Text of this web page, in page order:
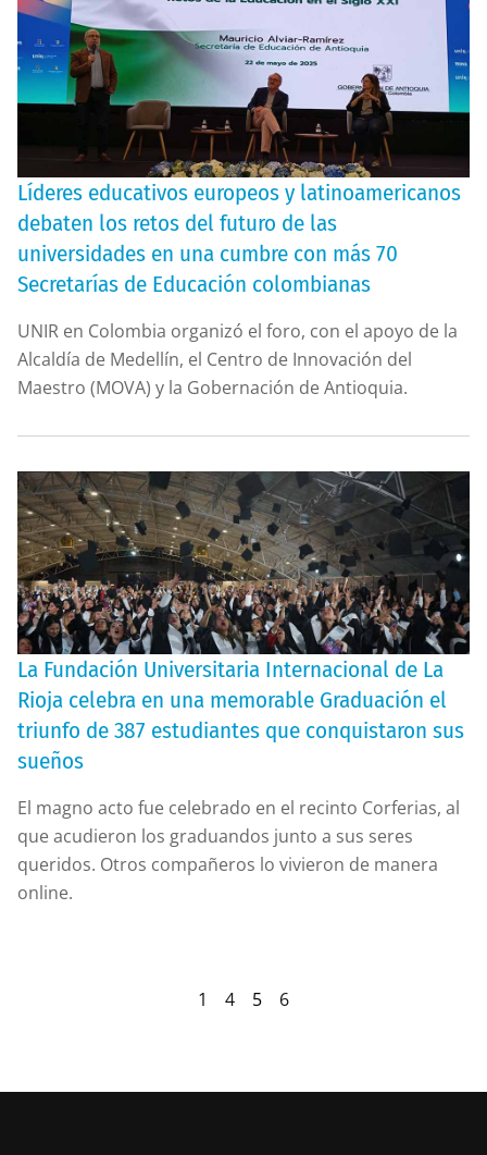
Líderes educativos europeos y latinoamericanos
debaten los retos del futuro de las
universidades en una cumbre con más 70
Secretarías de Educación colombianas
UNIR en Colombia organizó el foro, con el apoyo de la
Alcaldía de Medellín, el Centro de Innovación del
Maestro (MOVA) y la Gobernación de Antioquia.
La Fundación Universitaria Internacional de La
Rioja celebra en una memorable Graduación el
triunfo de 387 estudiantes que conquistaron sus
sueños
El magno acto fue celebrado en el recinto Corferias, al
que acudieron los graduandos junto a sus seres
queridos. Otros compañeros lo vivieron de manera
online.
1 4 5 6